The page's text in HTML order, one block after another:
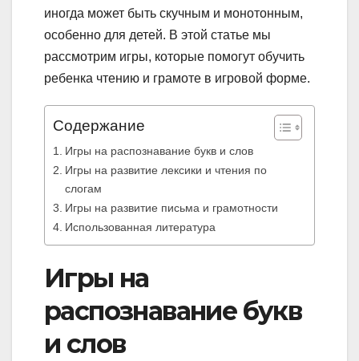
иногда может быть скучным и монотонным,
особенно для детей. В этой статье мы
рассмотрим игры, которые помогут обучить
ребенка чтению и грамоте в игровой форме.
Содержание
Игры на распознавание букв и слов
Игры на развитие лексики и чтения по
слогам
Игры на развитие письма и грамотности
Использованная литература
Игры на
распознавание букв
и слов